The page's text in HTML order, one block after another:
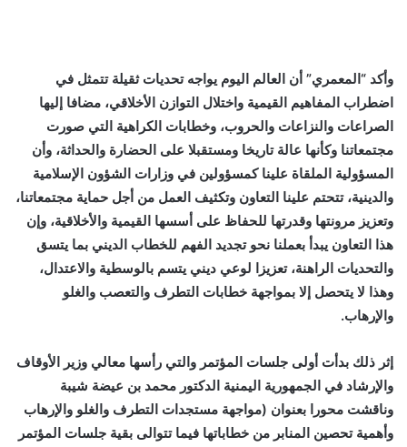
وأكد “المعمري” أن العالم اليوم يواجه تحديات ثقيلة تتمثل في
اضطراب المفاهيم القيمية واختلال التوازن الأخلاقي، مضافا إليها
الصراعات والنزاعات والحروب، وخطابات الكراهية التي صورت
مجتمعاتنا وكأنها عالة تاريخا ومستقبلا على الحضارة والحداثة، وأن
المسؤولية الملقاة علينا كمسؤولين في وزارات الشؤون الإسلامية
والدينية، تتحتم علينا التعاون وتكثيف العمل من أجل حماية مجتمعاتنا،
وتعزيز مرونتها وقدرتها للحفاظ على أسسها القيمية والأخلاقية، وإن
هذا التعاون يبدأ بعملنا نحو تجديد الفهم للخطاب الديني بما يتسق
والتحديات الراهنة، تعزيزا لوعي ديني يتسم بالوسطية والاعتدال،
وهذا لا يتحصل إلا بمواجهة خطابات التطرف والتعصب والغلو
والإرهاب.
إثر ذلك بدأت أولى جلسات المؤتمر والتي رأسها معالي وزير الأوقاف
والإرشاد في الجمهورية اليمنية الدكتور محمد بن عيضة شيبة
وناقشت محورا بعنوان (مواجهة مستجدات التطرف والغلو والإرهاب
وأهمية تحصين المنابر من خطاباتها فيما تتوالى بقية جلسات المؤتمر